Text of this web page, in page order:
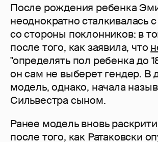
После рождения ребенка
неоднократно сталкивалась
со стороны поклонников: в
после того, как заявила, что
"определять пол ребенка до
он сам не выберет гендер. В
модель, однако, начала
Сильвестра сыном.
Ранее модель вновь
после того, как Ратаковски